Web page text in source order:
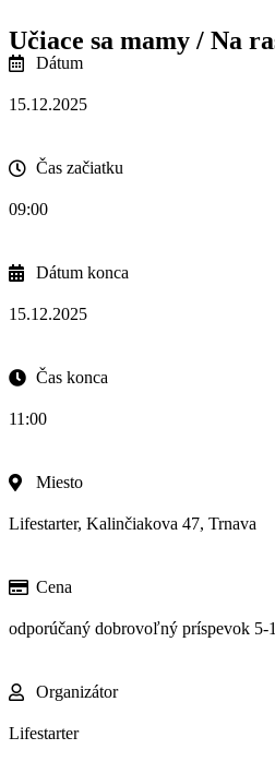
Učiace sa mamy / Na
Dátum
15.12.2025
Čas začiatku
09:00
Dátum konca
15.12.2025
Čas konca
11:00
Miesto
Lifestarter, Kalinčiakova 47, Trnava
Cena
odporúčaný dobrovoľný príspevok 5-
Organizátor
Lifestarter